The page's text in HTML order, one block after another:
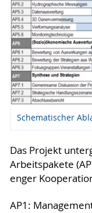
Schematischer
Das Projekt
Arbeitspakete
enger
AP1: